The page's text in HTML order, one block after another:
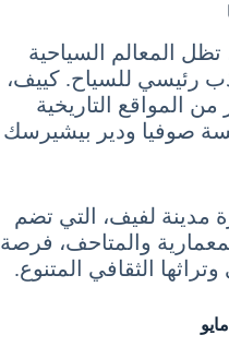
المعالم السياحية
رئيسي للسياح. كييف،
المواقع التاريخية
صوفيا ودير بيشيرسك
مدينة لفيف، التي تضم
والمتاحف، فرصة
الثقافي المتنوع.